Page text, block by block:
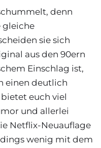
denn
gleiche
sie sich
aus den 90ern
Einschlag ist,
einen deutlich
euch viel
und allerlei
Netflix-Neuauflage
wenig mit dem